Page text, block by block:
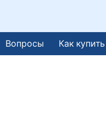
Вопросы Как купить